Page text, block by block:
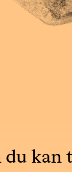
du kan